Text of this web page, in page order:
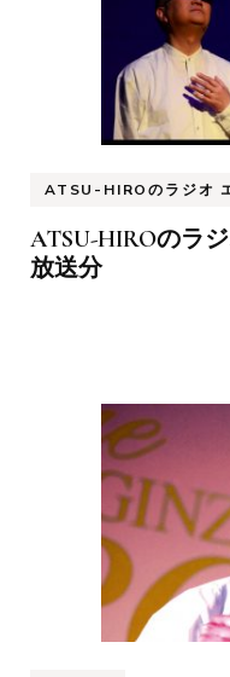
ATSU-HIROのラジオ
ATSU-HIROのラ
放送分